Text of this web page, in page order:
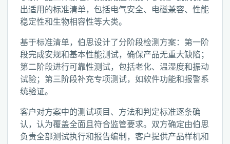
出适用的标准清单，包括电气安全、电磁兼容、性能
稳定性和生物相容性等大类。
基于标准清单，伯思设计了分阶段检测方案：第一阶
段完成安规和基本性能测试，确保产品无重大缺陷；
第二阶段进行可靠性测试，包括老化、温湿度和振动
试验；第三阶段补充专项测试，如软件功能和报警系
统验证。
客户对方案中的测试项目、方法和判定标准逐条确
认，认为覆盖全面且符合监管要求。双方确定由伯思
负责全部测试执行和报告编制，客户提供产品样机和